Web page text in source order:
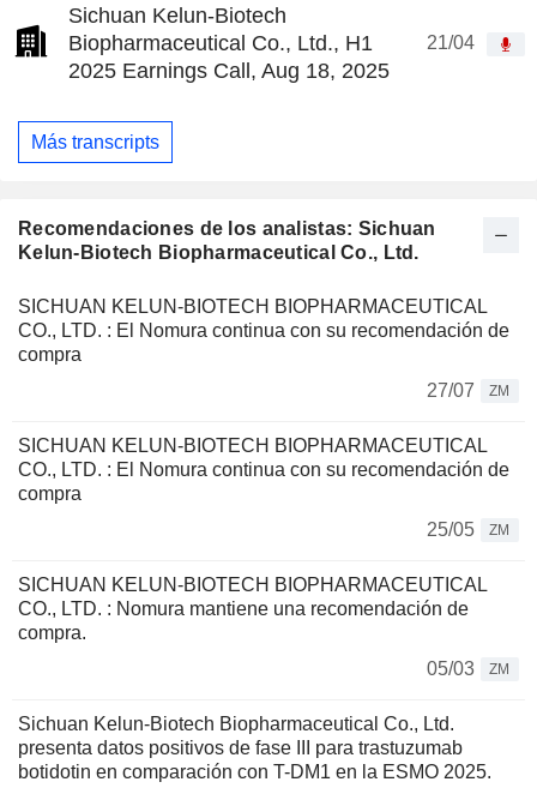
Sichuan Kelun-Biotech
Biopharmaceutical Co., Ltd., H1
2025 Earnings Call, Aug 18, 2025
21/04
Más transcripts
Recomendaciones de los analistas: Sichuan
Kelun-Biotech Biopharmaceutical Co., Ltd.
SICHUAN KELUN-BIOTECH BIOPHARMACEUTICAL
CO., LTD. : El Nomura continua con su recomendación de
compra
27/07
ZM
SICHUAN KELUN-BIOTECH BIOPHARMACEUTICAL
CO., LTD. : El Nomura continua con su recomendación de
compra
25/05
ZM
SICHUAN KELUN-BIOTECH BIOPHARMACEUTICAL
CO., LTD. : Nomura mantiene una recomendación de
compra.
05/03
ZM
Sichuan Kelun-Biotech Biopharmaceutical Co., Ltd.
presenta datos positivos de fase III para trastuzumab
botidotin en comparación con T-DM1 en la ESMO 2025.